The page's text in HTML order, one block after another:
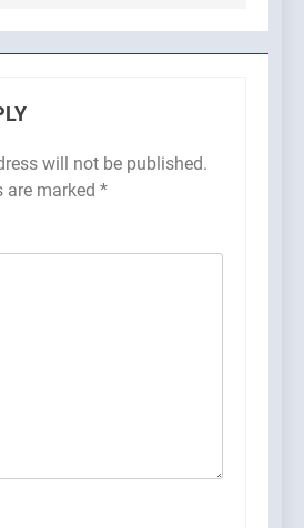
will not be published.
are marked *